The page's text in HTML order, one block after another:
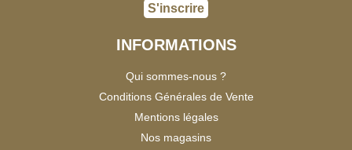
S'inscrire
INFORMATIONS
Qui sommes-nous ?
Conditions Générales de Vente
Mentions légales
Nos magasins